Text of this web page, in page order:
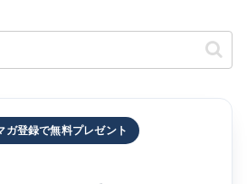
ガ登録で無料プレゼント